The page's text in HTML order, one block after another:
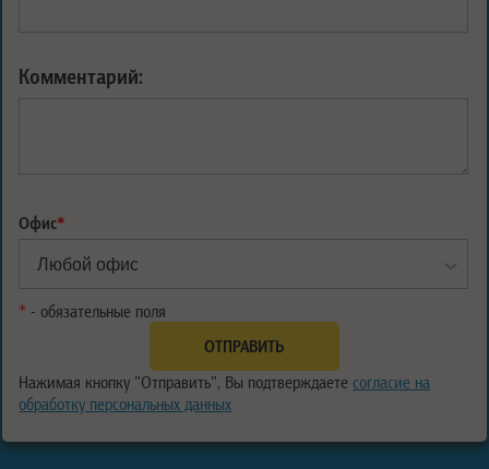
Комментарий:
Офис*
* - обязательные поля
Нажимая кнопку "Отправить", Вы подтверждаете согласие на
обработку персональных данных